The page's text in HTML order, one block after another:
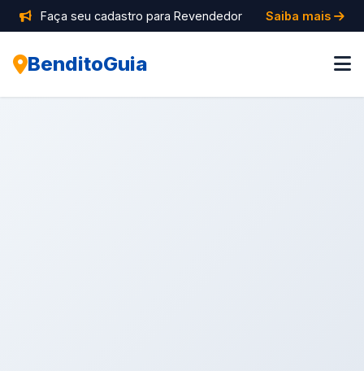
Faça seu cadastro para Revendedor Saiba mais
BenditoGuia